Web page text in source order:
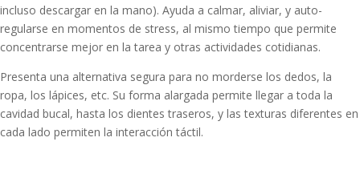
incluso descargar en la mano). Ayuda a calmar, aliviar, y auto-
regularse en momentos de stress, al mismo tiempo que permite
concentrarse mejor en la tarea y otras actividades cotidianas.
Presenta una alternativa segura para no morderse los dedos, la
ropa, los lápices, etc. Su forma alargada permite llegar a toda la
cavidad bucal, hasta los dientes traseros, y las texturas diferentes en
cada lado permiten la interacción táctil.